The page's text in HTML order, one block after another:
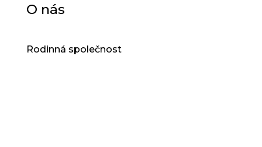
O nás
Rodinná společnost